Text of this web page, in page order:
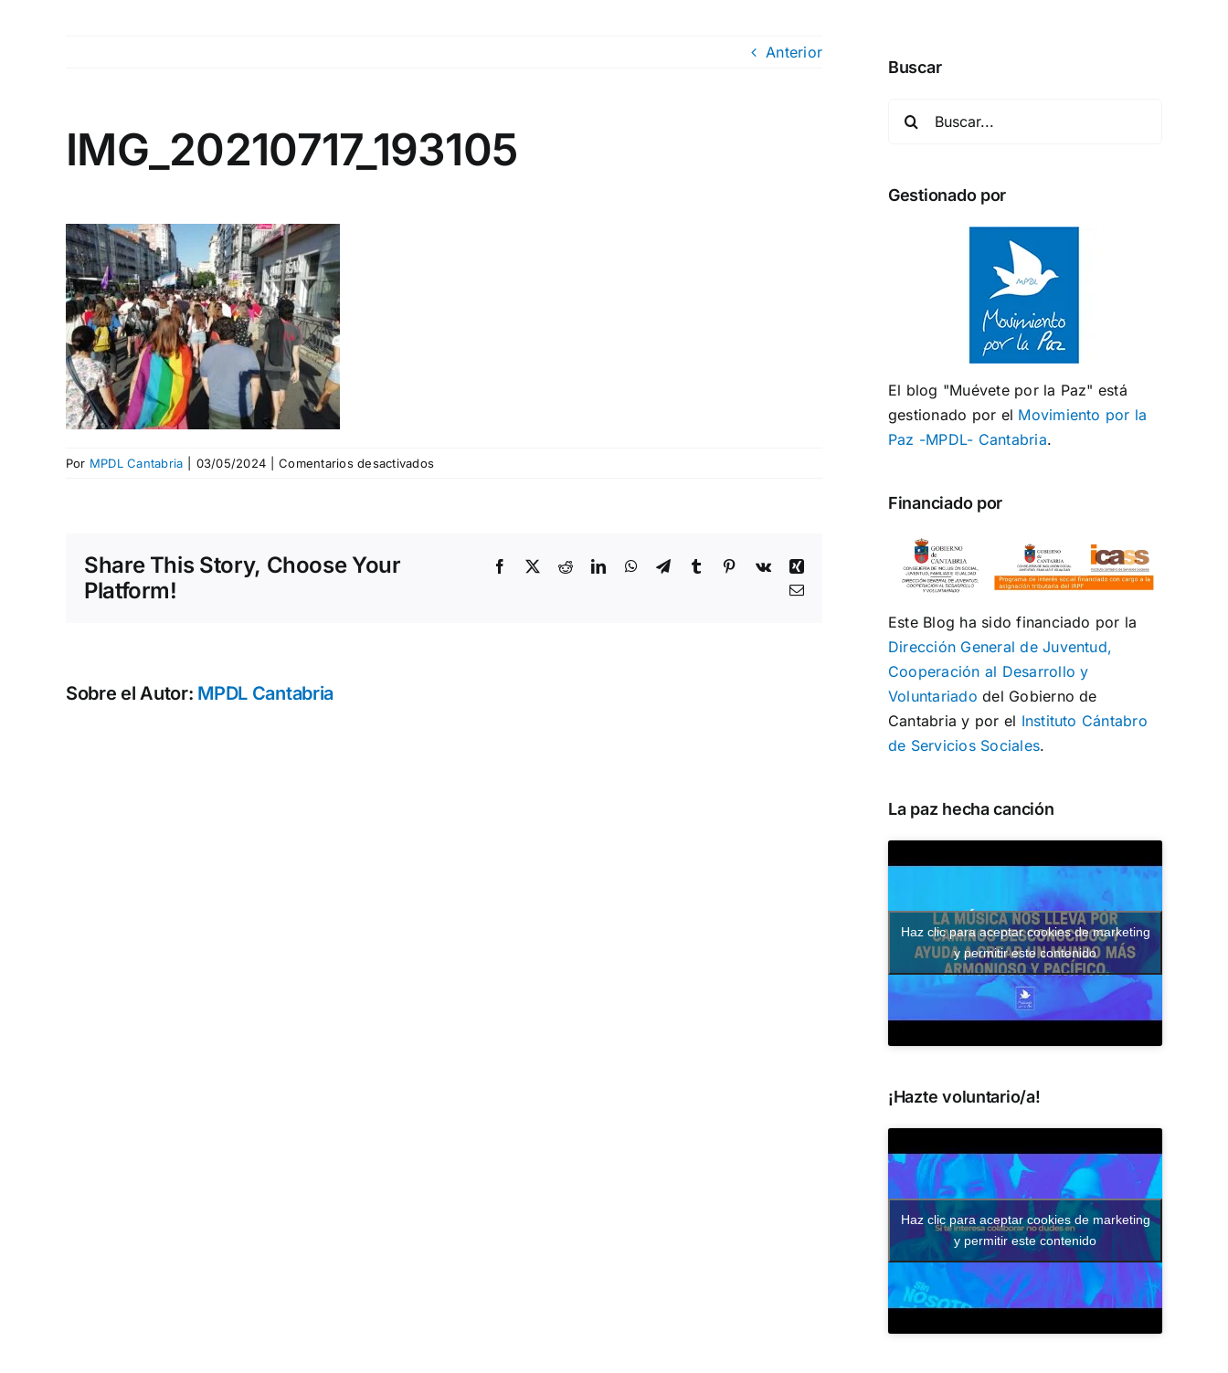
Anterior
IMG_20210717_193105
Por MPDL Cantabria 03/05/2024 Comentarios desactivadosen
Share This Story, Choose Your
Platform!
Facebook RedditLinkedInWhatsApp
TelegramTumblr Pinterest
Vk
Xing
Correo
Sobre el Autor: MPDL Cantabria
Buscar
Gestionado por
El blog "Muévete por la Paz" está
gestionado por el Movimiento por la
Paz -MPDL- Cantabria.
Financiado por
Este Blog ha sido financiado por la
Dirección General de Juventud,
Cooperación al Desarrollo y
Voluntariado del Gobierno de
Cantabria y por el Instituto Cántabro
de Servicios Sociales.
La paz hecha canción
Haz clic para aceptar cookies de marketing
y permitir este contenido
¡Hazte voluntario/a!
Haz clic para aceptar cookies de marketing
y permitir este contenido